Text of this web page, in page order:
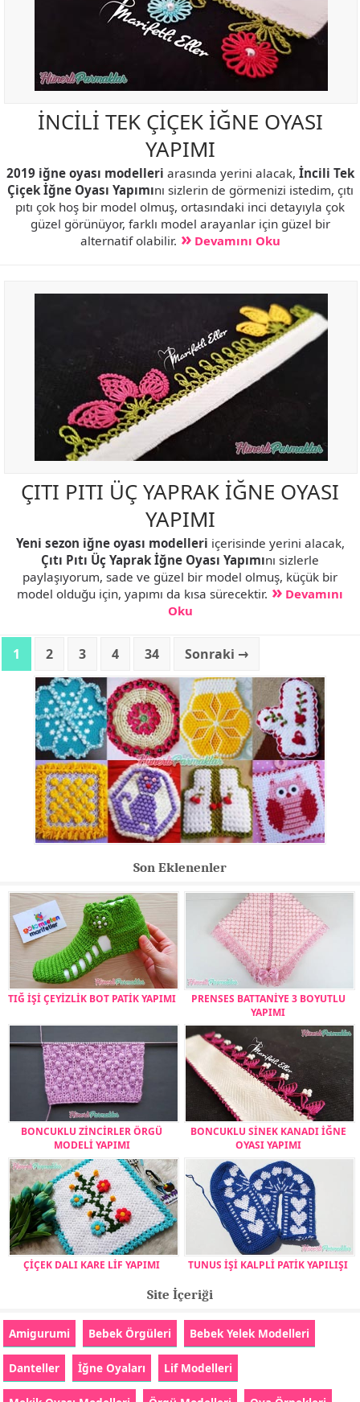
İNCİLİ TEK ÇİÇEK İĞNE OYASI
YAPIMI
2019 iğne oyası modelleri arasında yerini alacak, İncili Tek
Çiçek İğne Oyası Yapımını sizlerin de görmenizi istedim, çıtı
pıtı çok hoş bir model olmuş, ortasındaki inci detayıyla çok
güzel görünüyor, farklı model arayanlar için güzel bir
alternatif olabilir.
Devamını Oku
ÇITI PITI ÜÇ YAPRAK İĞNE OYASI
YAPIMI
Yeni sezon iğne oyası modelleri içerisinde yerini alacak,
Çıtı Pıtı Üç Yaprak İğne Oyası Yapımını sizlerle
paylaşıyorum, sade ve güzel bir model olmuş, küçük bir
model olduğu için, yapımı da kısa sürecektir.
Devamını
Oku
1 2 3 4 34 Sonraki →
Son Eklenenler
TIĞ İŞİ ÇEYİZLİK BOT PATİK YAPIMI
PRENSES BATTANİYE 3 BOYUTLU
YAPIMI
BONCUKLU ZİNCİRLER ÖRGÜ
MODELİ YAPIMI
BONCUKLU SİNEK KANADI İĞNE
OYASI YAPIMI
ÇİÇEK DALI KARE LİF YAPIMI TUNUS İŞİ KALPLİ PATİK YAPILIŞI
Site İçeriği
Amigurumi Bebek Örgüleri Bebek Yelek Modelleri
Danteller İğne Oyaları Lif Modelleri